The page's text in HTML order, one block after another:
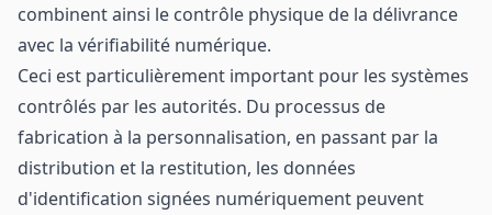
combinent ainsi le contrôle physique de la délivrance
avec la vérifiabilité numérique.
Ceci est particulièrement important pour les systèmes
contrôlés par les autorités. Du processus de
fabrication à la personnalisation, en passant par la
distribution et la restitution, les données
d'identification signées numériquement peuvent